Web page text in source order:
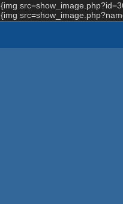
{img
{img